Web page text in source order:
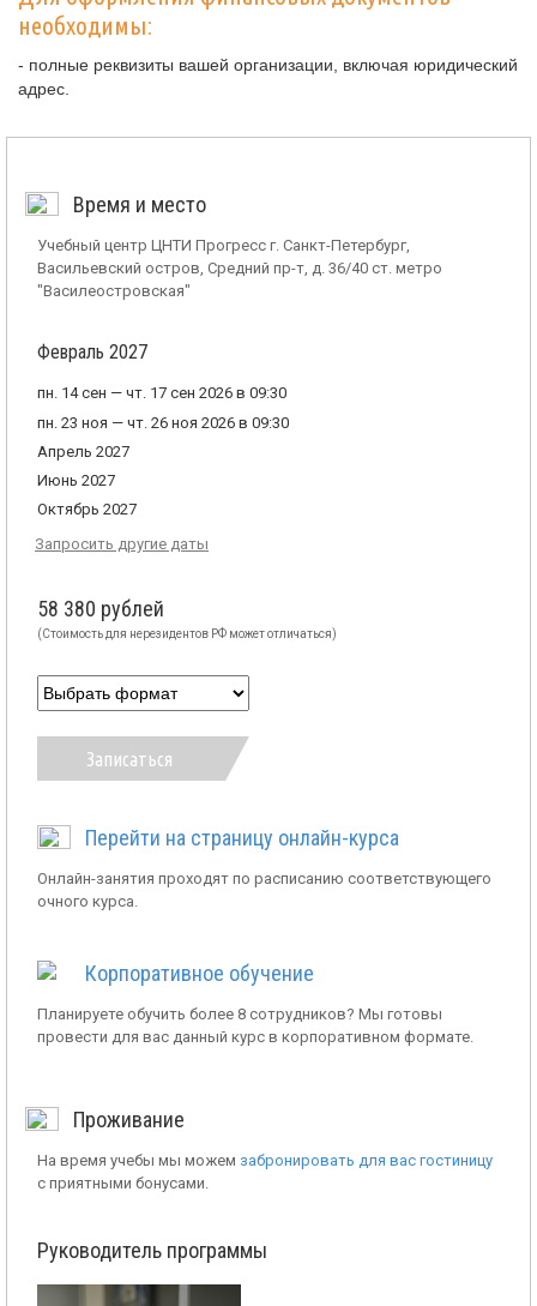
необходимы:
- полные реквизиты вашей организации, включая юридический
адрес.
Время и место
Учебный центр ЦНТИ Прогресс г. Санкт-Петербург,
Васильевский остров, Средний пр-т, д. 36/40 ст. метро
"Василеостровская"
Февраль 2027
пн. 14 сен — чт. 17 сен 2026 в 09:30
пн. 23 ноя — чт. 26 ноя 2026 в 09:30
Апрель 2027
Июнь 2027
Октябрь 2027
Запросить другие даты
58 380 рублей
(Стоимость для нерезидентов РФ может отличаться)
Записаться
Перейти на страницу онлайн-курса
Онлайн-занятия проходят по расписанию соответствующего
очного курса.
Корпоративное обучение
Планируете обучить более 8 сотрудников? Мы готовы
провести для вас данный курс в корпоративном формате.
Проживание
На время учебы мы можем забронировать для вас гостиницу
с приятными бонусами.
Руководитель программы